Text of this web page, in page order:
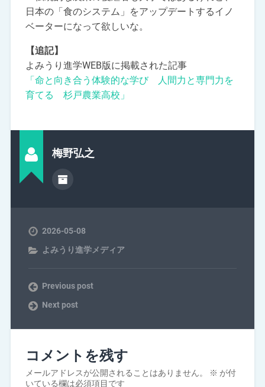
日本の「食のシステム」をアップデートするイノ
ベーターになって欲しいな。
【追記】
よみうり進学WEB版に掲載された記事
「命と向き合う体験的な学び 人間力と専門力を
育てる 杉戸農業高校」
梅野弘之
2026-05-08
よみうり進学メディア
Previous post
Next post
コメントを残す
メールアドレスが公開されることはありません。 ※ が付
いている欄は必須項目です